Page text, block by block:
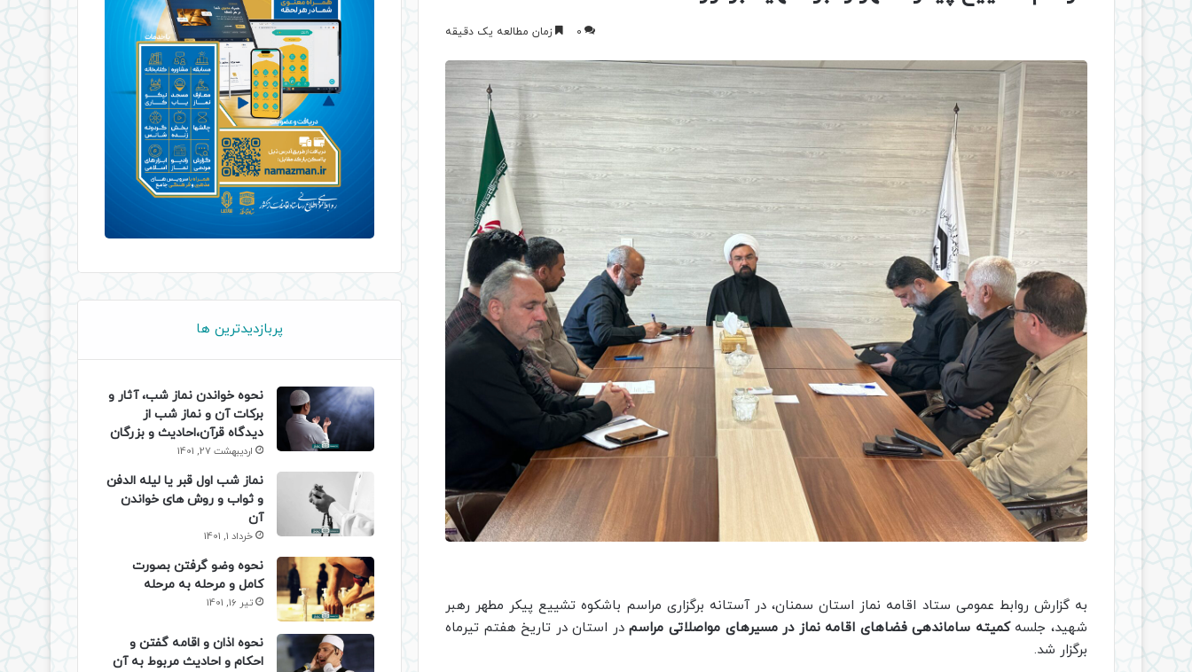
0 زمان مطالعه یک دقیقه
به گزارش روابط عمومی ستاد اقامه نماز استان سمنان، در آستانه برگزاری مراسم باشکوه تشییع پیکر مطهر رهبر
شهید، جلسهکمیته ساماندهی فضاهای اقامه نماز در مسیرهای مواصلاتی مراسمدر استان در تاریخ هفتم تیرماه
برگزار شد.
پربازدیدترین ها
نحوه خواندن نماز شب، آثار و
برکات آن و نماز شب از
دیدگاه قرآن،احادیث و بزرگان
اردیبهشت 27, 1401
نماز شب اول قبر یا لیله الدفن
و ثواب و روش های خواندن
آن
خرداد 1, 1401
نحوه وضو گرفتن بصورت
کامل و مرحله به مرحله
تیر 16, 1401
نحوه اذان و اقامه گفتن و
احکام و احادیث مربوط به آن